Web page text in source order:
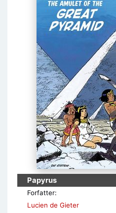
Papyrus
Forfatter:
Lucien de Gieter